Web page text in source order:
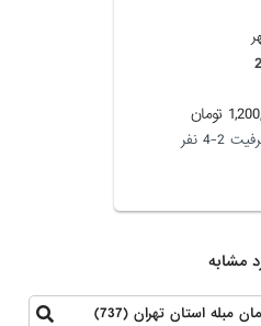
2-4 نفر
مشابه
مبله استان تهران (737)